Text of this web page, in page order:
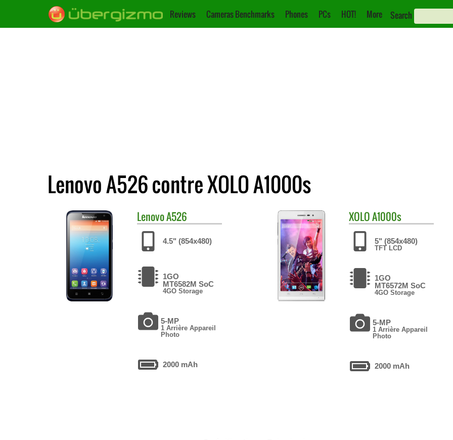
Reviews Cameras Benchmarks Phones PCs HOT! More Search
Lenovo A526 contre XOLO A1000s
LenovoA526
4.5" (854x480)
1GO
MT6582M SoC
4GO Storage
5-MP
1 Arrière Appareil
Photo
2000 mAh
XOLOA1000s
5" (854x480)
TFT LCD
1GO
MT6572M SoC
4GO Storage
5-MP
1 Arrière Appareil
Photo
2000 mAh